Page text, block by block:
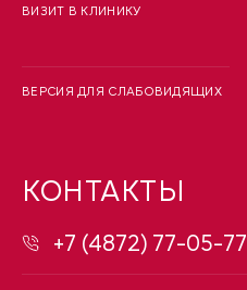
ВИЗИТ В КЛИНИКУ
ВЕРСИЯ ДЛЯ СЛАБОВИДЯЩИХ
КОНТАКТЫ
+7 (4872) 77-05-77